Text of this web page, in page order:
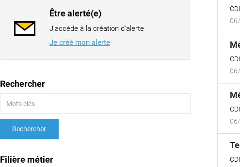
Être alerté(e)
J'accède à la création d'alerte
Je créé mon alerte
Rechercher
Rechercher
Filière métier
CDI
CDI
CDI
CDI